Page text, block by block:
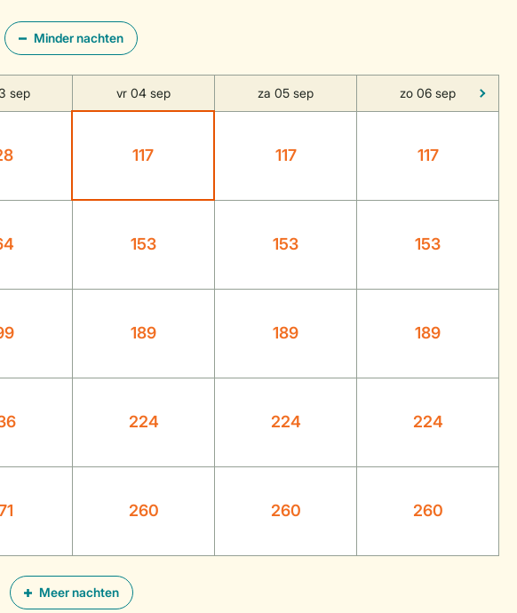
Minder nachten
Meer nachten
sep vr 04 sep za 05 sep zo 06 sep
117 117 117
153 153 153
189 189 189
224 224 224
260 260 260